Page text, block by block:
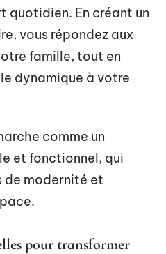
quotidien. En créant un
vous répondez aux
famille, tout en
dynamique à votre
comme un
et fonctionnel, qui
de modernité et
pour transformer